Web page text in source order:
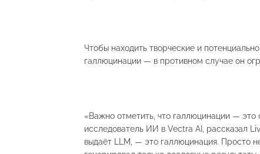
Чтобы находить творческие и
галлюцинации — в противном случае он
«Важно отметить, что галлюцинации —
исследователь ИИ в Vectra AI, рассказал
выдаёт LLM, — это галлюцинация. Просто